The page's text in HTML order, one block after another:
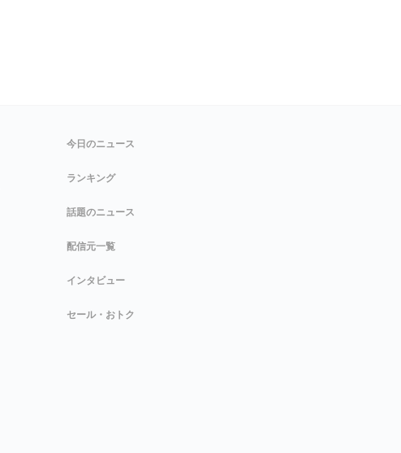
今日のニュース
ランキング
話題のニュース
配信元一覧
インタビュー
セール・おトク